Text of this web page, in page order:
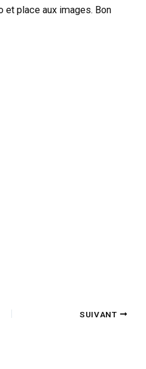
et place aux images. Bon
SUIVANT